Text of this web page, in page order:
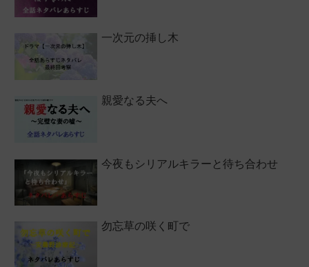
一次元の挿し木
親愛なる夫へ
今夜もシリアルキラーと待ち合わせ
勿忘草の咲く町で